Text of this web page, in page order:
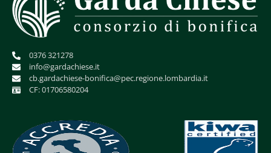
0376 321278
info@gardachiese.it
cb.gardachiese-bonifica@pec.regione.lombardia.it
CF: 01706580204